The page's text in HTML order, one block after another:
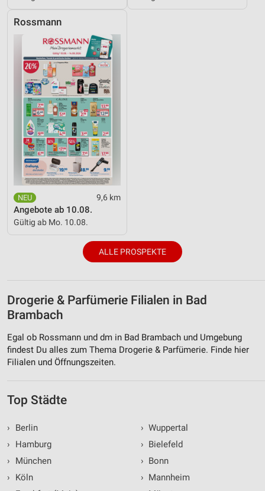
Rossmann
9,6 km
Angebote ab 10.08.
Gültig ab Mo. 10.08.
ALLE PROSPEKTE
Drogerie & Parfümerie Filialen in Bad
Brambach
Egal ob Rossmann und dm in Bad Brambach und Umgebung
findest Du alles zum Thema Drogerie & Parfümerie. Finde hier
Filialen und Öffnungszeiten.
Top Städte
›
Berlin
›
Hamburg
›
München
›
Köln
› Wuppertal
› Bielefeld
› Bonn
› Mannheim
Inhalten
IAB-Besonderheiten:
Verwendung genauer Standortdaten
Geräte anhand von aktiv angeforderten
Informationen identifizieren
Nicht-IAB-Verarbeitungszwecke:
Notwendig
Performance
Funktional
Werbung